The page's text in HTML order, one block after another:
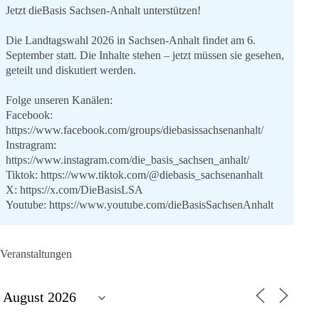
Jetzt dieBasis Sachsen-Anhalt unterstützen!
Die Landtagswahl 2026 in Sachsen-Anhalt findet am 6.
September statt. Die Inhalte stehen – jetzt müssen sie gesehen,
geteilt und diskutiert werden.
Folge unseren Kanälen:
Facebook:
https://www.facebook.com/groups/diebasissachsenanhalt/
Instragram:
https://www.instagram.com/die_basis_sachsen_anhalt/
Tiktok: https://www.tiktok.com/@diebasis_sachsenanhalt
X: https://x.com/DieBasisLSA
Youtube: https://www.youtube.com/dieBasisSachsenAnhalt
lohnt, dieBasis zu wählen.
Veranstaltungen